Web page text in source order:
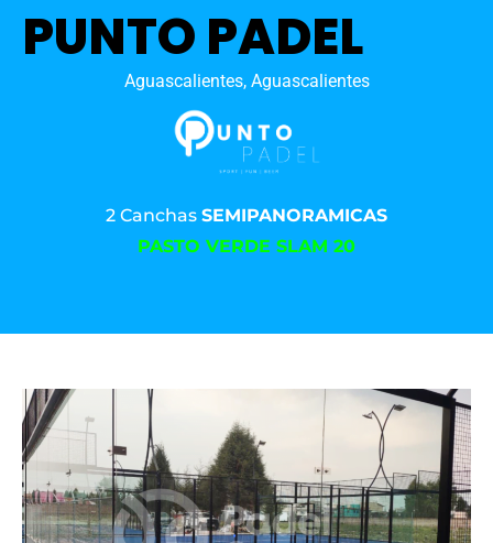
PUNTO PADEL
Aguascalientes, Aguascalientes
2 Canchas SEMIPANORAMICAS
PASTO VERDE SLAM 20